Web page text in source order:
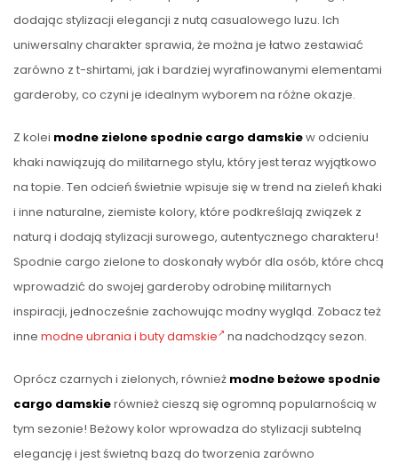
dodając stylizacji elegancji z nutą casualowego luzu. Ich
uniwersalny charakter sprawia, że można je łatwo zestawiać
zarówno z t-shirtami, jak i bardziej wyrafinowanymi elementami
garderoby, co czyni je idealnym wyborem na różne okazje.
Z kolei modne zielone spodnie cargo damskiew odcieniu
khaki nawiązują do militarnego stylu, który jest teraz wyjątkowo
na topie. Ten odcień świetnie wpisuje się w trend na zieleń khaki
i inne naturalne, ziemiste kolory, które podkreślają związek z
naturą i dodają stylizacji surowego, autentycznego charakteru!
Spodnie cargo zielone to doskonały wybór dla osób, które chcą
wprowadzić do swojej garderoby odrobinę militarnych
inspiracji, jednocześnie zachowując modny wygląd. Zobacz też
inne modne ubrania i buty damskie na nadchodzący sezon.
Oprócz czarnych i zielonych, również modne beżowe spodnie
cargo damskierównież cieszą się ogromną popularnością w
tym sezonie! Beżowy kolor wprowadza do stylizacji subtelną
elegancję i jest świetną bazą do tworzenia zarówno